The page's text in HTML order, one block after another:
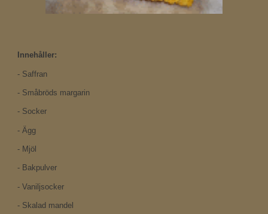
Innehåller:
- Saffran
- Småbröds margarin
- Socker
-Ägg
- Mjöl
- Bakpulver
- Vaniljsocker
- S kalad mandel